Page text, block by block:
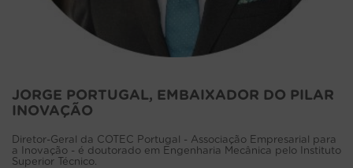
JORGE PORTUGAL, EMBAIXADOR DO PILAR
INOVAÇÃO
Diretor-Geral da COTEC Portugal - Associação Empresarial para
a Inovação - é doutorado em Engenharia Mecânica pelo Instituto
Superior Técnico.